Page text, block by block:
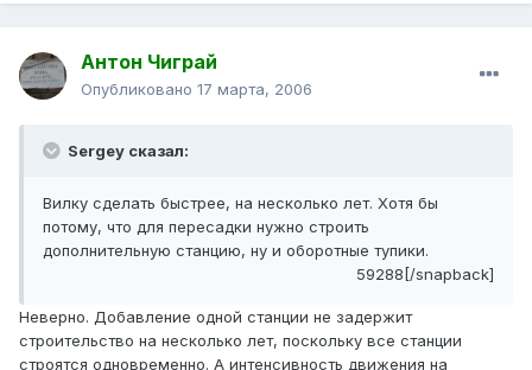
Антон Чиграй
Опубликовано 17 марта, 2006
Sergey сказал:
Вилку сделать быстрее, на несколько лет. Хотя бы
потому, что для пересадки нужно строить
дополнительную станцию, ну и оборотные тупики.
59288[/snapback]
Неверно. Добавление одной станции не задержит
строительство на несколько лет, поскольку все станции
строятся одновременно. А интенсивность движения на